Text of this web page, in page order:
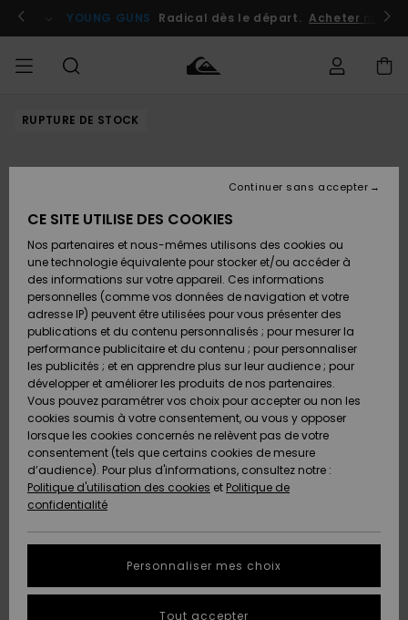
l'information
le
Se connecter / s'inscrire
YOUNG GUNS Radical dès le départ. Acheter
HOMME Vêtements
Chaussures
& Tongs
Surf
Snow
Nouveautés
A
Découvrir
Vêtements
Chaussures
& Tongs
Surf
Snow
Nouveautés
A
Découvrir
FEMME
Shop
A
Découvrir
Snow
SURF
Surf
Surf
Shop
Enfant
Highlights
Communauté
SNOW
Snow
Snow
Shop
Enfant
Snow
Shop
Femme
A
Découvrir
Communauté
OUTLET
Outlet
Enfant
Outlet
Femme
AIDE &
CONTACT
Accéder à
Retours
Paiement
Carte
Cadeau
Quiksilver
Freedom
Protection
des
tailles
MAGASINS
QUIKSILVER
RUPTURE DE STOCK
CE SITE UTILISE DES COOKIES
Nos partenaires et nous-mêmes utilisons des cookies ou
une technologie équivalente pour stocker et/ou accéder à
des informations sur votre appareil. Ces informations
personnelles (comme vos données de navigation et votre
adresse IP) peuvent être utilisées pour vous présenter des
publications et du contenu personnalisés ; pour mesurer la
performance publicitaire et du contenu ; pour personnaliser
les publicités ; et en apprendre plus sur leur audience ; pour
développer et améliorer les produits de nos partenaires.
Vous pouvez paramétrer vos choix pour accepter ou non les
cookies soumis à votre consentement, ou vous y opposer
lorsque les cookies concernés ne relèvent pas de votre
consentement (tels que certains cookies de mesure
d’audience). Pour plus d'informations, consultez notre :
Politique d'utilisation des cookies et Politique de
confidentialité
Personnaliser mes choix
Continuer sans accepter
Tout accepter